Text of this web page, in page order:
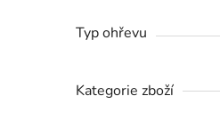
Typ ohřevu
Kategorie zboží